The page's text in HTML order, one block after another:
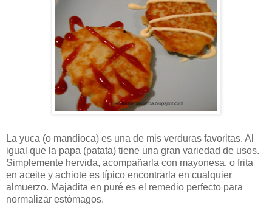
La yuca (o mandioca) es una de mis verduras favoritas. Al
igual que la papa (patata) tiene una gran variedad de usos.
Simplemente hervida, acompañarla con mayonesa, o frita
en aceite y achiote es típico encontrarla en cualquier
almuerzo. Majadita en puré es el remedio perfecto para
normalizar estómagos.